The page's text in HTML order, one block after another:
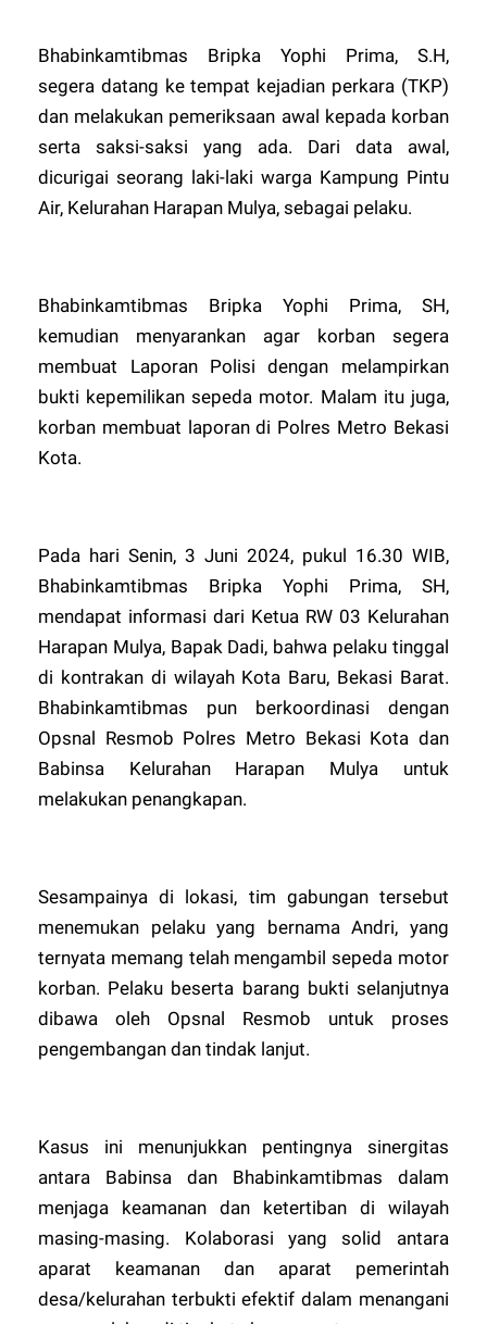
Bhabinkamtibmas Bripka Yophi Prima, S.H,
segera datang ke tempat kejadian perkara (TKP)
dan melakukan pemeriksaan awal kepada korban
serta saksi-saksi yang ada. Dari data awal,
dicurigai seorang laki-laki warga Kampung Pintu
Air, Kelurahan Harapan Mulya, sebagai pelaku.
Bhabinkamtibmas Bripka Yophi Prima, SH,
kemudian menyarankan agar korban segera
membuat Laporan Polisi dengan melampirkan
bukti kepemilikan sepeda motor. Malam itu juga,
korban membuat laporan di Polres Metro Bekasi
Kota.
Pada hari Senin, 3 Juni 2024, pukul 16.30 WIB,
Bhabinkamtibmas Bripka Yophi Prima, SH,
mendapat informasi dari Ketua RW 03 Kelurahan
Harapan Mulya, Bapak Dadi, bahwa pelaku tinggal
di kontrakan di wilayah Kota Baru, Bekasi Barat.
Bhabinkamtibmas pun berkoordinasi dengan
Opsnal Resmob Polres Metro Bekasi Kota dan
Babinsa Kelurahan Harapan Mulya untuk
melakukan penangkapan.
Sesampainya di lokasi, tim gabungan tersebut
menemukan pelaku yang bernama Andri, yang
ternyata memang telah mengambil sepeda motor
korban. Pelaku beserta barang bukti selanjutnya
dibawa oleh Opsnal Resmob untuk proses
pengembangan dan tindak lanjut.
Kasus ini menunjukkan pentingnya sinergitas
antara Babinsa dan Bhabinkamtibmas dalam
menjaga keamanan dan ketertiban di wilayah
masing-masing. Kolaborasi yang solid antara
aparat keamanan dan aparat pemerintah
desa/kelurahan terbukti efektif dalam menangani